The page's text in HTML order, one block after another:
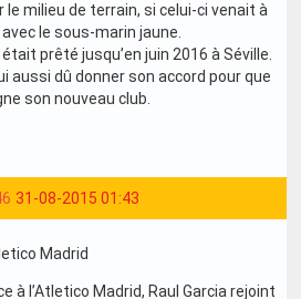
milieu de terrain, si celui-ci venait à
le sous-marin jaune.
était prêté jusqu’en juin 2016 à Séville.
aussi dû donner son accord pour que
son nouveau club.
31-08-2015 01:43
Madrid
à l’Atletico Madrid, Raul Garcia rejoint